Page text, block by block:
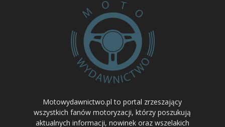
Motowydawnictwo.pl to portal zrzeszający
wszystkich fanów motoryzacji, którzy poszukują
aktualnych informacji, nowinek oraz wszelakich